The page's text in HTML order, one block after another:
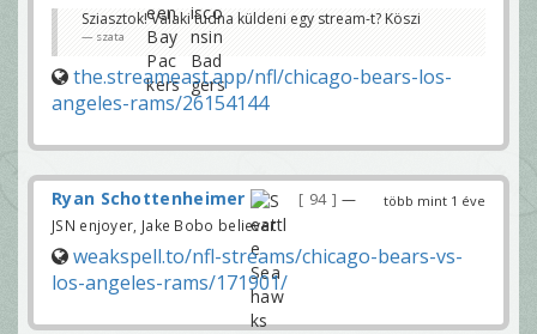
Sziasztok! Valaki tudna küldeni egy stream-t? Köszi
szata
the.streameast.app/nfl/chicago-bears-los-
angeles-rams/26154144
több mint 1 éve
Ryan Schottenheimer 94
—
JSN enjoyer, Jake Bobo believer
weakspell.to/nfl-streams/chicago-bears-vs-
los-angeles-rams/171901/